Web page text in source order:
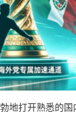
地打开熟悉的